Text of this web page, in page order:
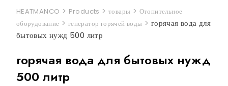
HEATMANCO > Products > товары > Отопительное
оборудование > генератор горячей воды > горячая вода для
бытовых нужд 500 литр
горячая вода для бытовых нужд
500 литр